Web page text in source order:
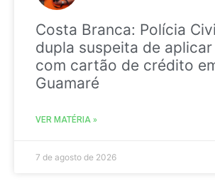
Costa Branca: Polícia
dupla suspeita de
com cartão de crédito
Guamaré
VER MATÉRIA »
7 de agosto de 2026